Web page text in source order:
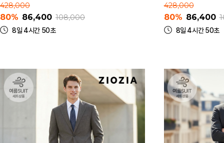
428,000
80% 86,400 108,000
8일 4시간 50초
428,000
80% 86,400
8일 4시간 50초